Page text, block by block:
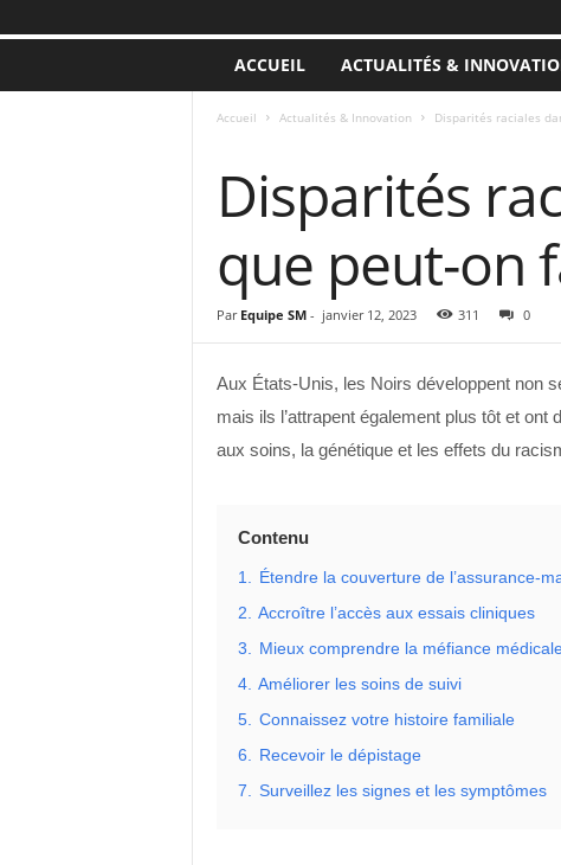
ACCUEIL ACTUALITÉS &
Accueil Actualités & Innovation Disparités raciales
Disparités
que peut-on
Par Equipe SM- janvier 12, 2023 311 0
Aux États-Unis, les Noirs développent non
mais ils l’attrapent également plus tôt et
aux soins, la génétique et les effets du
Contenu
1. Étendre la couverture de l’assurance-
2. Accroître l’accès aux essais cliniques
3. Mieux comprendre la méfiance
4. Améliorer les soins de suivi
5. Connaissez votre histoire familiale
6. Recevoir le dépistage
7. Surveillez les signes et les symptômes